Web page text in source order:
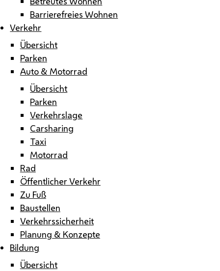
Barrierefreies Wohnen
Verkehr
Übersicht
Parken
Auto & Motorrad
Übersicht
Parken
Verkehrslage
Carsharing
Taxi
Motorrad
Rad
Öffentlicher Verkehr
Zu Fuß
Baustellen
Verkehrssicherheit
Planung & Konzepte
Bildung
Übersicht